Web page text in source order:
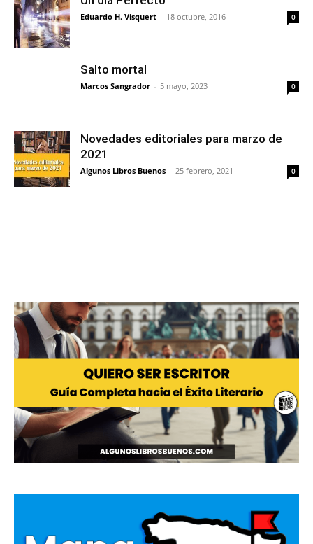
Eduardo H. Visquert - 18 octubre, 2016 0
Salto mortal
Marcos Sangrador - 5 mayo, 2023 0
Novedades editoriales para marzo de
2021
Algunos Libros Buenos - 25 febrero, 2021 0